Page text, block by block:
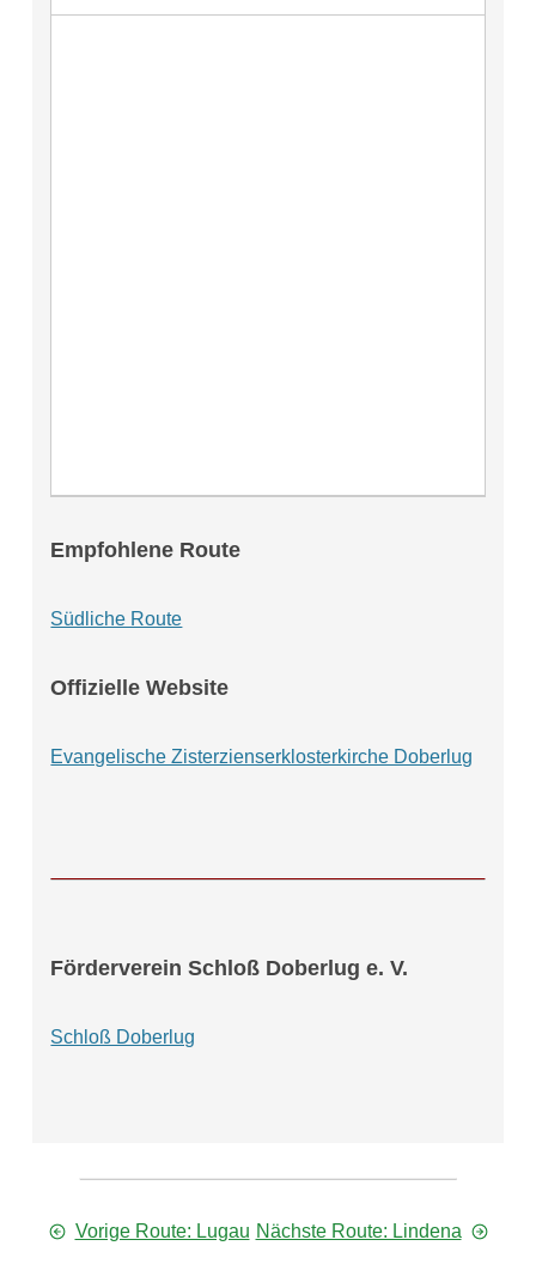
Empfohlene Route
Südliche Route
Offizielle Website
Evangelische Zisterzienserklosterkirche Doberlug
Förderverein Schloß Doberlug e. V.
Schloß Doberlug
Vorige Route: Lugau Nächste Route: Lindena